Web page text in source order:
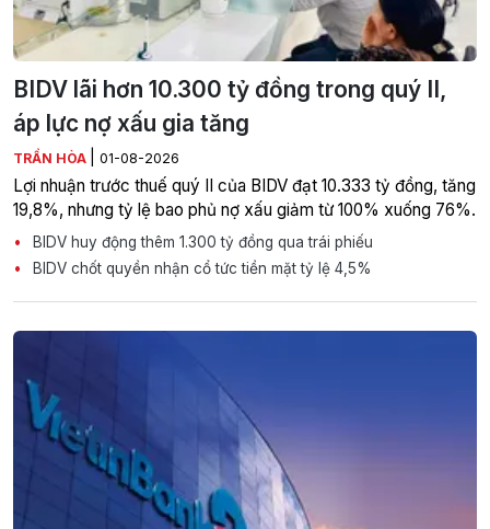
BIDV lãi hơn 10.300 tỷ đồng trong quý II,
áp lực nợ xấu gia tăng
TRẦN HÒA 01-08-2026
Lợi nhuận trước thuế quý II của BIDV đạt 10.333 tỷ đồng, tăng
19,8%, nhưng tỷ lệ bao phủ nợ xấu giảm từ 100% xuống 76%.
BIDV huy động thêm 1.300 tỷ đồng qua trái phiếu
BIDV chốt quyền nhận cổ tức tiền mặt tỷ lệ 4,5%